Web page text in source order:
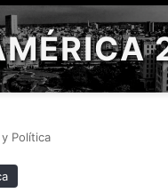
Política